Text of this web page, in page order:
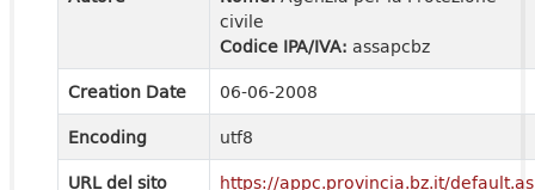
civile
Codice IPA/IVA: assapcbz
Creation Date
06-06-2008
Encoding
utf8
URL del sito
https://appc.provincia.bz.it/